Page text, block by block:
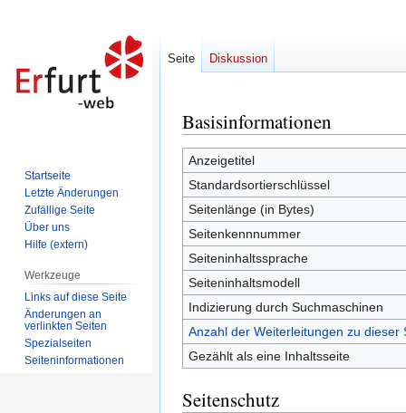
Zur
Navigation
springen
Zur
Suche
springen
Basisinformationen
Anzeigetitel
Standardsortierschlüssel
Seitenlänge (in Bytes)
Seitenkennnummer
Seiteninhaltssprache
Seiteninhaltsmodell
Indizierung durch Suchmaschinen
Anzahl der Weiterleitungen zu dieser
Gezählt als eine Inhaltsseite
Seitenschutz
Seite Diskussion
Startseite
Letzte Änderungen
Zufällige Seite
Über uns
Hilfe (extern)
Werkzeuge
Links auf diese Seite
Änderungen an
verlinkten Seiten
Spezialseiten
Seiten­informationen